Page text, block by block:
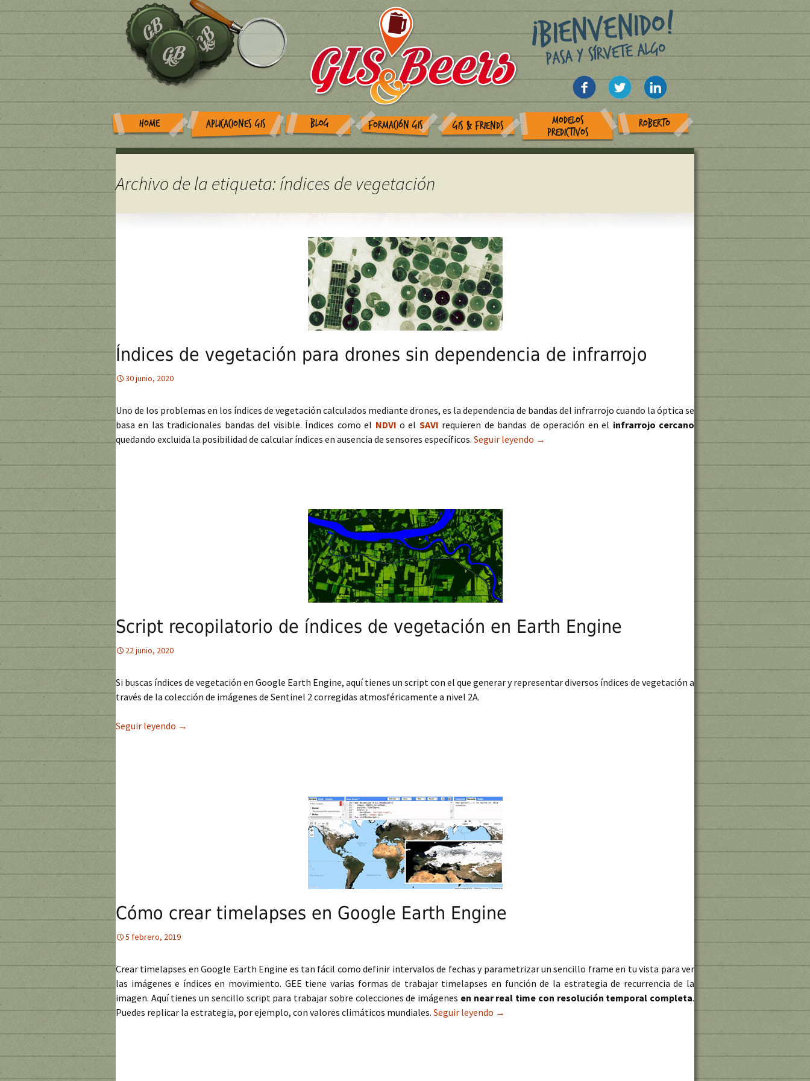
HOME APLICACIONES GIS BLOG FORMACIÓN GIS GIS & FRIENDS
MODELOS
PREDICTIVOS
ROBERTO
Archivo de la etiqueta: índices de vegetación
Índices de vegetación para drones sin dependencia de infrarrojo
30 junio, 2020
Uno de los problemas en los índices de vegetación calculados mediante drones, es la dependencia de bandas del infrarrojo cuando la óptica se
basa en las tradicionales bandas del visible. Índices como el NDVI o el SAVI requieren de bandas de operación en el infrarrojo cercano
quedando excluida la posibilidad de calcular índices en ausencia de sensores específicos. Seguir leyendo Índices de vegetación para drones sin dependencia de infrarrojo
→
Script recopilatorio de índices de vegetación en Earth Engine
22 junio, 2020
Si buscas índices de vegetación en Google Earth Engine, aquí tienes un script con el que generar y representar diversos índices de vegetación a
través de la colección de imágenes de Sentinel 2 corregidas atmosféricamente a nivel 2A.
Seguir leyendo Script recopilatorio de índices de vegetación en Earth Engine
→
Cómo crear timelapses en Google Earth Engine
5 febrero, 2019
Crear timelapses en Google Earth Engine es tan fácil como definir intervalos de fechas y parametrizar un sencillo frame en tu vista para ver
las imágenes e índices en movimiento. GEE tiene varias formas de trabajar timelapses en función de la estrategia de recurrencia de la
imagen. Aquí tienes un sencillo script para trabajar sobre colecciones de imágenes en near real time con resolución temporal completa.
Puedes replicar la estrategia, por ejemplo, con valores climáticos mundiales. Seguir leyendo Cómo crear timelapses en Google Earth Engine
→